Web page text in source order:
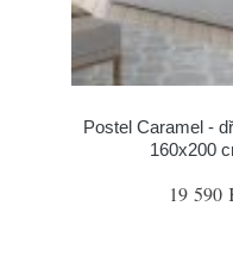
Postel Caramel -
160x200
19 590